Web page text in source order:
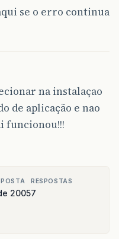
se o erro continua
na instalaçao
de aplicação e nao
funcionou!!!
2005
RESPOSTAS
7